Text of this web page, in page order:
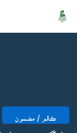
ڪالم / مضمون